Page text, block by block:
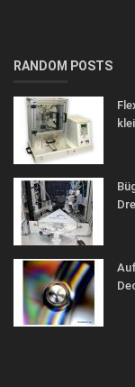
RANDOM POSTS